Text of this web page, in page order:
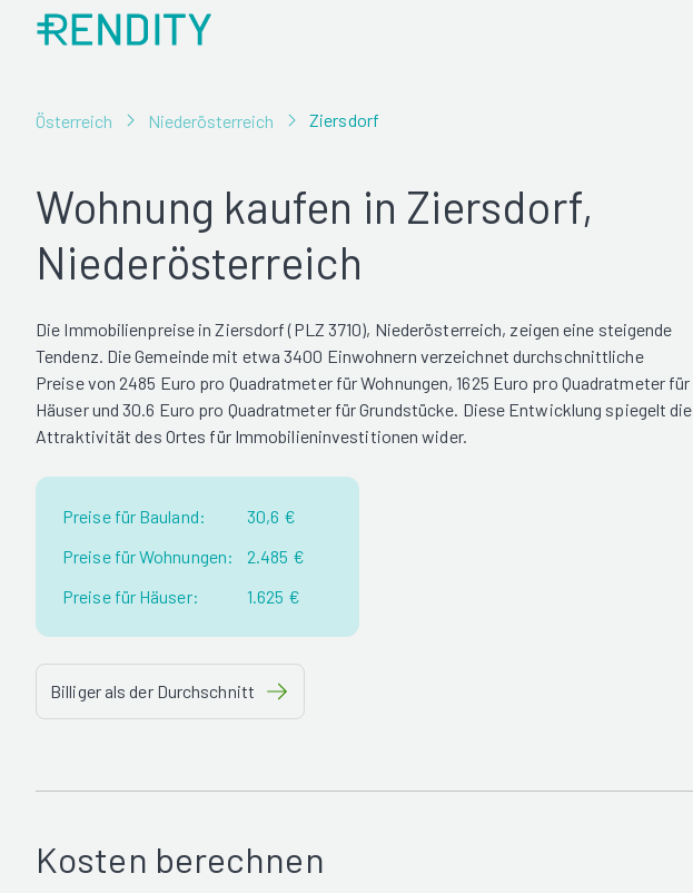
Österreich Niederösterreich Ziersdorf
Wohnung kaufen in Ziersdorf,
Niederösterreich
Die Immobilienpreise in Ziersdorf (PLZ 3710), Niederösterreich, zeigen eine steigende
Tendenz. Die Gemeinde mit etwa 3400 Einwohnern verzeichnet durchschnittliche
Preise von 2485 Euro pro Quadratmeter für Wohnungen, 1625 Euro pro Quadratmeter für
Häuser und 30.6 Euro pro Quadratmeter für Grundstücke. Diese Entwicklung spiegelt die
Attraktivität des Ortes für Immobilieninvestitionen wider.
Preise für Bauland:
30,6 €
Preise für Wohnungen:
2.485 €
Preise für Häuser:
1.625 €
Billiger als der Durchschnitt
Kosten berechnen